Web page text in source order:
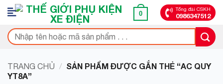
Bỏ
qua
nội
dung
0
Tổng đài CSKH
0986347512
Tìm
kiếm:
TRANG CHỦ / SẢN PHẨM ĐƯỢC GẮN THẺ “AC QUY
YT8A”